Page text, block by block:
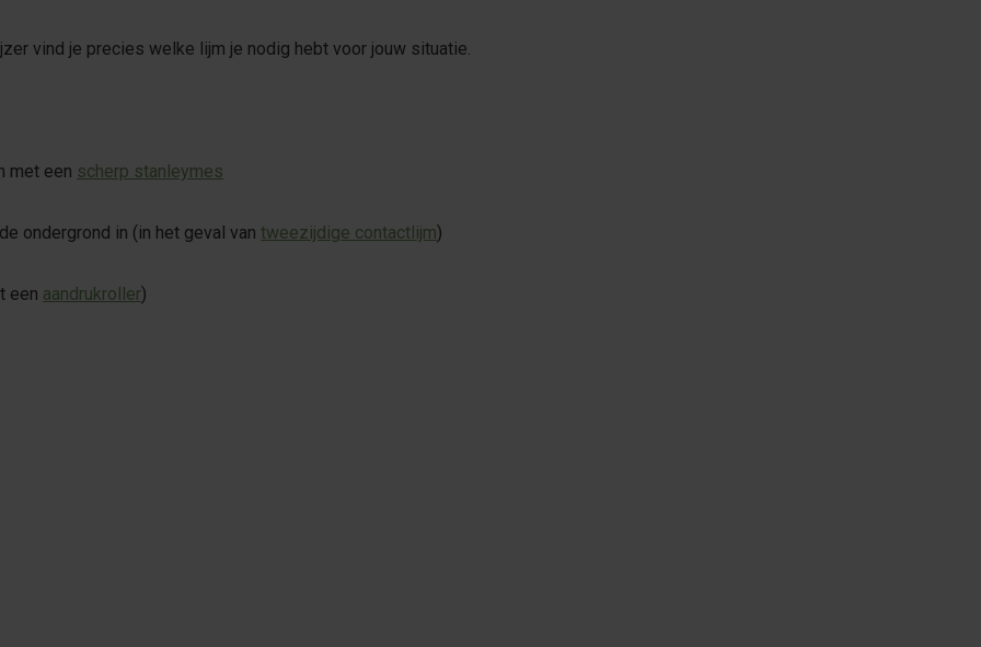
vind je precies welke lijm je nodig hebt voor jouw situatie.
met een scherp stanleymes
ondergrond in (in het geval van tweezijdige contactlijm)
een aandrukroller)